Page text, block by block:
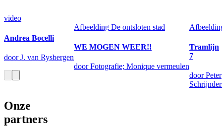
video
Andrea Bocelli
door J. van Rysbergen
Afbeelding De ontsloten stad
WE MOGEN WEER!!
door Fotografie; Monique vermeulen
Tramlijn
7
door Peter
Onze
partners